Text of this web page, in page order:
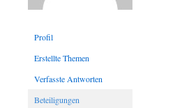
Profil
Erstellte Themen
Verfasste Antworten
Beteiligungen